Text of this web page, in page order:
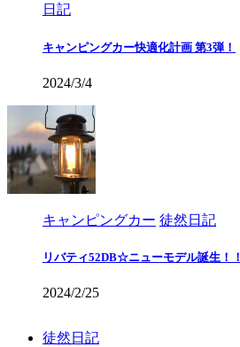
日記
キャンピングカー快適化計画 第3弾！
2024/3/4
キャンピングカー 徒然日記
リバティ52DB☆ニューモデル誕生！！
2024/2/25
徒然日記